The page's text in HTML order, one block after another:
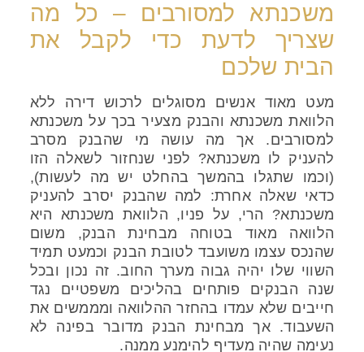
משכנתא למסורבים – כל מה
שצריך לדעת כדי לקבל את
הבית שלכם
מעט מאוד אנשים מסוגלים לרכוש דירה ללא
הלוואת משכנתא והבנק מצעיר בכך על משכנתא
למסורבים. אך מה עושה מי שהבנק מסרב
להעניק לו משכנתא? לפני שנחזור לשאלה הזו
(וכמו שתגלו בהמשך בהחלט יש מה לעשות),
כדאי שאלה אחרת: למה שהבנק יסרב להעניק
משכנתא? הרי, על פניו, הלוואת משכנתא היא
הלוואה מאוד בטוחה מבחינת הבנק, משום
שהנכס עצמו משועבד לטובת הבנק וכמעט תמיד
השווי שלו יהיה גבוה מערך החוב. זה נכון ובכל
שנה הבנקים פותחים בהליכים משפטיים נגד
חייבים שלא עמדו בהחזר ההלוואה ומממשים את
השעבוד. אך מבחינת הבנק מדובר בפינה לא
נעימה שהיה מעדיף להימנע ממנה.